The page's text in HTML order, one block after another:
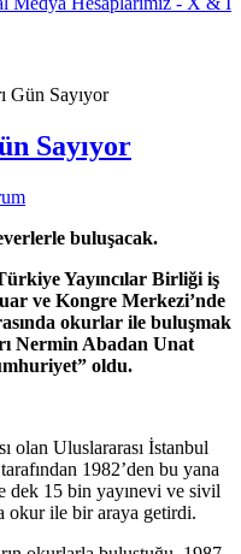
Gün Sayıyor
Sayıyor
buluşacak.
Yayıncılar Birliği iş
ve Kongre Merkezi’nde
okurlar ile buluşmak
Nermin Abadan Unat
oldu.
olan Uluslararası İstanbul
1982’den bu yana
dek 15 bin yayınevi ve sivil
okur ile bir araya getirdi.